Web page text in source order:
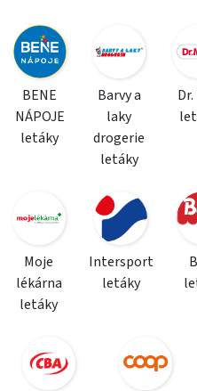
BENE
NÁPOJE
letáky
Barvy a
laky
drogerie
letáky
Moje
lékárna
letáky
Intersport
letáky